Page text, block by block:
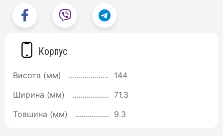
Корпус
Висота (мм)
144
Ширина (мм)
71.3
Товшина (мм)
9.3